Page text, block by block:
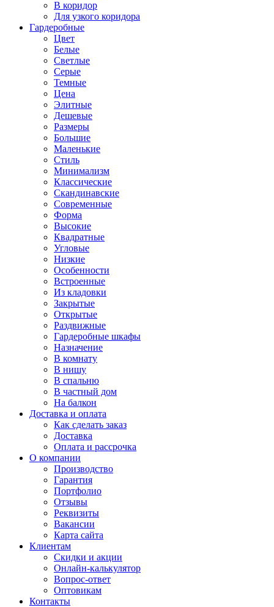
В коридор
Для узкого коридора
Гардеробные
Цвет
Белые
Светлые
Серые
Темные
Цена
Элитные
Дешевые
Размеры
Большие
Маленькие
Стиль
Минимализм
Классические
Скандинавские
Современные
Форма
Высокие
Квадратные
Угловые
Низкие
Особенности
Встроенные
Из кладовки
Закрытые
Открытые
Раздвижные
Гардеробные шкафы
Назначение
В комнату
В нишу
В спальню
В частный дом
На балкон
Доставка и оплата
Как сделать заказ
Доставка
Оплата и рассрочка
О компании
Производство
Гарантия
Портфолио
Отзывы
Реквизиты
Вакансии
Карта сайта
Клиентам
Скидки и акции
Онлайн-калькулятор
Вопрос-ответ
Оптовикам
Контакты